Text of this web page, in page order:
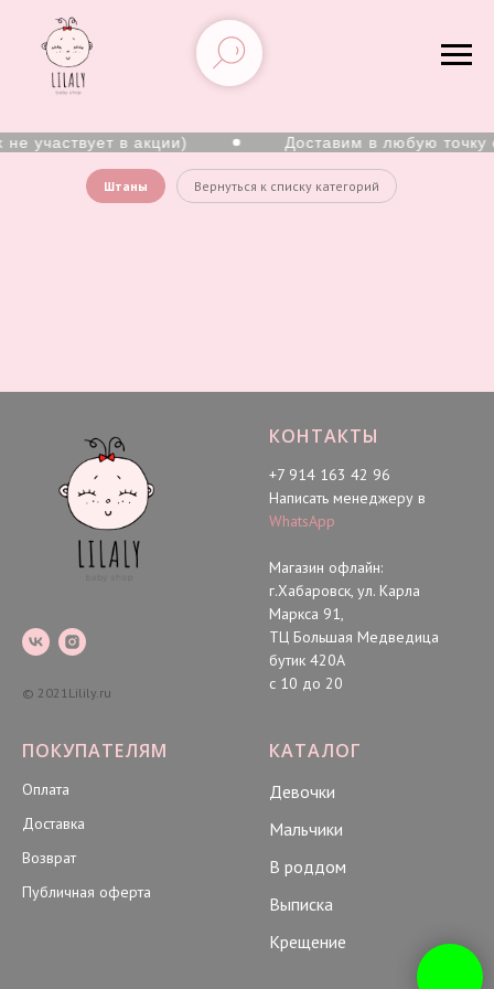
участвует в акции) Доставим в любую точку
Штаны Вернуться к списку категорий
© 2021Lilily.ru
КОНТАКТЫ
+7 914 163 42 96
Написать менеджеру в
WhatsApp
Магазин офлайн:
г.Хабаровск, ул. Карла
Маркса 91,
ТЦ Большая Медведица
бутик 420А
с 10 до 20
ПОКУПАТЕЛЯМ
Оплата
Доставка
Возврат
Публичная оферта
КАТАЛОГ
Девочки
Мальчики
В роддом
Выписка
Крещение